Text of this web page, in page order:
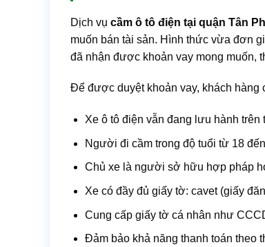
Dịch vụ cầm ô tô điện tại quận Tân
muốn bán tài sản. Hình thức vừa đơn
đã nhận được khoản vay mong muốn,
Để được duyệt khoản vay, khách hàng
Xe ô tô điện vẫn đang lưu hành
Người đi cầm trong độ tuổi từ 18
Chủ xe là người sở hữu hợp pháp
Xe có đầy đủ giấy tờ: cavet (giấy
Cung cấp giấy tờ cá nhân như
Đảm bảo khả năng thanh toán theo